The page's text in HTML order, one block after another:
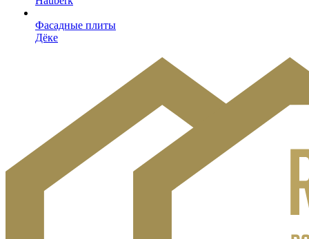
Фасадные плиты
Дёке